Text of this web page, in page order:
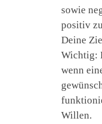
sowie
positiv
Deine
Wichtig:
wenn
Willen.